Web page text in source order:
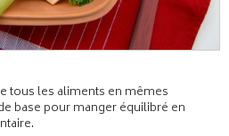
tous les aliments en mêmes
base pour manger équilibré en